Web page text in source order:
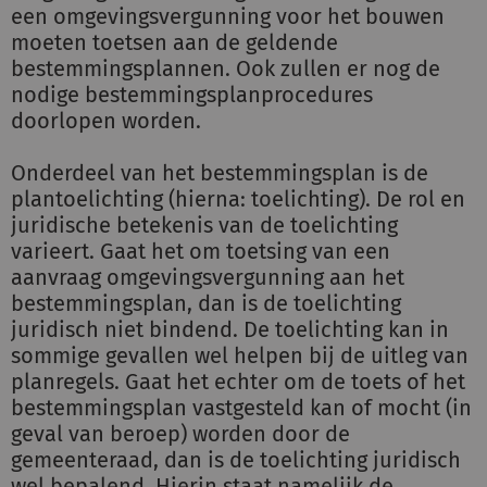
een omgevingsvergunning voor het bouwen
moeten toetsen aan de geldende
bestemmingsplannen. Ook zullen er nog de
nodige bestemmingsplanprocedures
doorlopen worden.
Onderdeel van het bestemmingsplan is de
plantoelichting (hierna: toelichting). De rol en
juridische betekenis van de toelichting
varieert. Gaat het om toetsing van een
aanvraag omgevingsvergunning aan het
bestemmingsplan, dan is de toelichting
juridisch niet bindend. De toelichting kan in
sommige gevallen wel helpen bij de uitleg van
planregels. Gaat het echter om de toets of het
bestemmingsplan vastgesteld kan of mocht (in
geval van beroep) worden door de
gemeenteraad, dan is de toelichting juridisch